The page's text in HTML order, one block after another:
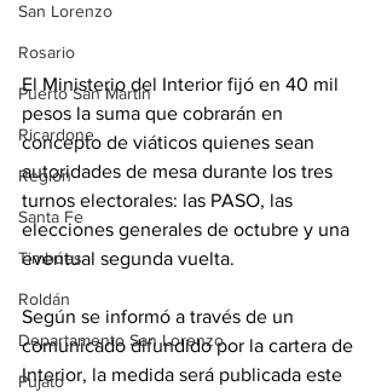
San Lorenzo
Rosario
Puerto San Martín
Ricardone
Región
Santa Fe
Timbúes
Roldán
Departamento San Lorenzo
Pujato
El Ministerio del Interior fijó en 40 mil
pesos la suma que cobrarán en
concepto de viáticos quienes sean
autoridades de mesa durante los tres
turnos electorales: las PASO, las
elecciones generales de octubre y una
eventual segunda vuelta.
Según se informó a través de un
comunicado difundido por la cartera de
Interior, la medida será publicada este